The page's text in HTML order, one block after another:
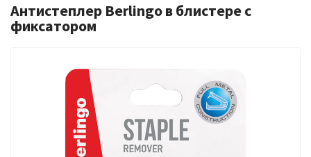
Антистеплер Berlingo в блистере с
фиксатором